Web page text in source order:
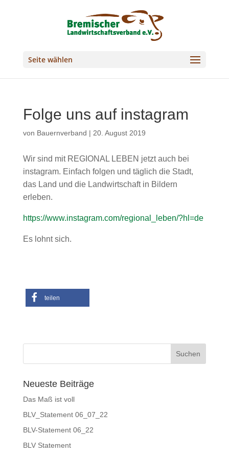
Seite wählen
Folge uns auf instagram
von Bauernverband | 20. August 2019
Wir sind mit REGIONAL LEBEN jetzt auch bei
instagram. Einfach folgen und täglich die Stadt,
das Land und die Landwirtschaft in Bildern
erleben.
https://www.instagram.com/regional_leben/?hl=de
Es lohnt sich.
teilen
Neueste Beiträge
Das Maß ist voll
BLV_Statement 06_07_22
BLV-Statement 06_22
BLV Statement